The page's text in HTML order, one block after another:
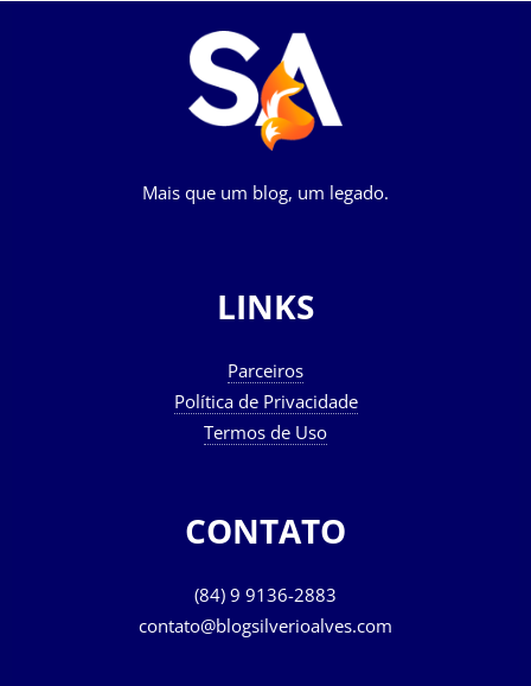
Mais que um blog, um legado.
LINKS
Parceiros
Política de Privacidade
Termos de Uso
CONTATO
(84) 9 9136-2883
contato@blogsilverioalves.com